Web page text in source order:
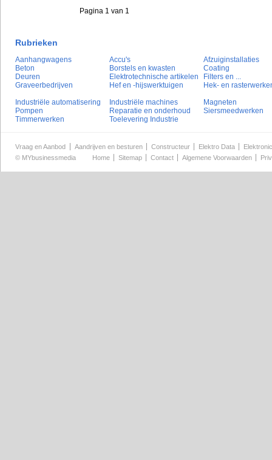
Pagina 1 van 1
Rubrieken
Aanhangwagens Accu's
Afzuiginstallaties
Beton
Borstels en kwasten
Coating
Deuren
Elektrotechnische artikelen
Filters en ...
Graveerbedrijven
Hef en -hijswerktuigen
Hek- en
Industriële automatisering
Industriële machines
Magneten
Pompen
Reparatie en onderhoud
Siersmeedwerken
Timmerwerken
Toelevering Industrie
Vraag en Aanbod Aandrijven en besturen Constructeur Elektro Data
© MYbusinessmedia Home Sitemap Contact Algemene Voorwaarden